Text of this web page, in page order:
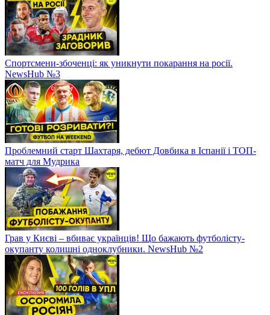
Спортсмени-збоченці: як уникнути покарання на росії.
NewsHub №3
Проблемний старт Шахтаря, дебют Довбика в Іспанії і ТОП-
матч для Мудрика
Грав у Києві – вбиває українців! Що бажають футболісту-
окупанту колишні одноклубники. NewsHub №2